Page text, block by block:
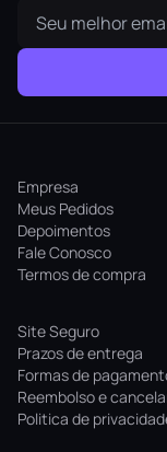
Empresa
Meus Pedidos
Depoimentos
Fale Conosco
Termos de compra
Site Seguro
Prazos de entrega
Formas de
Reembolso e
Politica de